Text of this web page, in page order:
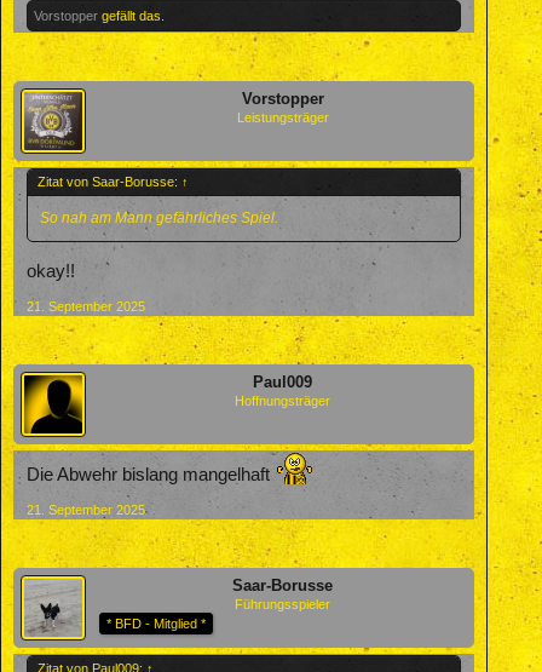
Vorstopper gefällt das.
Vorstopper
Leistungsträger
Zitat von Saar-Borusse: ↑
So nah am Mann gefährliches Spiel.
okay!!
21. September 2025
Paul009
Hoffnungsträger
Die Abwehr bislang mangelhaft
21. September 2025
Saar-Borusse
Führungsspieler
* BFD - Mitglied *
Zitat von Paul009: ↑